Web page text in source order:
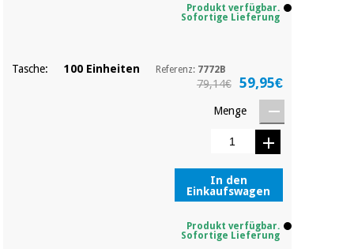
Orthopädie
und
Produkt verfügbar.
Sofortige Lieferung
Tasche: 100 Einheiten Referenz: 7772B
79,14€ 59,95€
Menge
In den
Einkaufswagen
Produkt verfügbar.
Sofortige Lieferung